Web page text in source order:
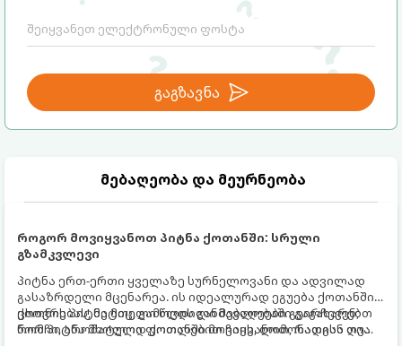
გაგზავნა
მებაღეობა და მეურნეობა
როგორ მოვიყვანოთ პიტნა ქოთანში: სრული
გზამკვლევი
პიტნა ერთ-ერთი ყველაზე სურნელოვანი და ადვილად
გასაზრდელი მცენარეა. ის იდეალურად ეგუება ქოთანში
ცხოვრებას, მეტიც, გამოცდილი მებაღეები გვირჩევენ,
რომ პიტნა მხოლოდ ქოთანში მოვიყვანოთ, რადგან ღია
ქოთნის პიტნა მთელი წლის განმავლობაში გაგახარებთ
ნორჩი, არომატული ფოთლებით ჩაის, ლიმონათისა თუ